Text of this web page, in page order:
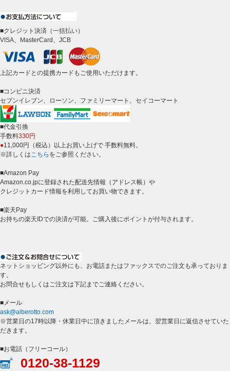
■クレジット決済（一括払い）
VISA、MasterCard、JCB
上記カードとの提携カードもご使用いただけます。
■コンビニ決済
セブンイレブン、ローソン、ファミリーマート、セイコーマート
■代金引換
手数料330円
●11,000円（税込）以上お買い上げで 手数料無料。
※詳しくはこちら をご参照ください。
■Amazon Pay
Amazon.co.jpに登録された配送先情報（アドレス帳）や
クレジットカード情報を利用してお買い物できます。
■楽天Pay
お持ちの楽天IDでの決済が可能。ご購入後にポイントが付与されます。
ネットショッピング以外にも、お電話またはファックスでのご注文も承っておりま
す。
お問合せもしくはご注文は下記までご連絡ください。
■メール
ask@alberotto.com
※営業日の17時以降・休業日中に頂きましたメールは、翌営業日に返信させていた
だきます。
■お電話（フリーコール）
0120-38-1129